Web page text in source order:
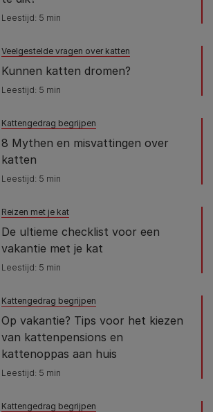
Leestijd: 5 min
Veelgestelde vragen over katten
Kunnen katten dromen?
Leestijd: 5 min
Kattengedrag begrijpen
8 Mythen en misvattingen over
katten
Leestijd: 5 min
Reizen met je kat
De ultieme checklist voor een
vakantie met je kat
Leestijd: 5 min
Kattengedrag begrijpen
Op vakantie? Tips voor het kiezen
van kattenpensions en
kattenoppas aan huis
Leestijd: 5 min
Kattengedrag begrijpen